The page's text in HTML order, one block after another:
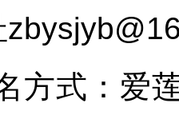
方式：爱